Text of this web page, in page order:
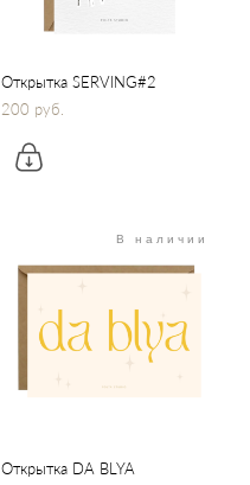
Открытка SERVING#2
200 pуб.
В наличии
Открытка DA BLYA